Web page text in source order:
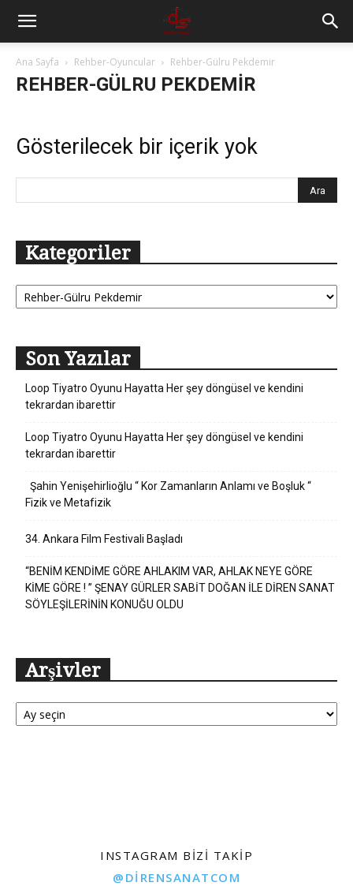
Ana Sayfa Rehber-Oyuncular Rehber-Gülru Pekdemir
REHBER-GÜLRU PEKDEMIR
Gösterilecek bir içerik yok
Kategoriler
Kategoriler
Son Yazılar
Loop Tiyatro Oyunu Hayatta Her şey döngüsel ve kendini
tekrardan ibarettir
Loop Tiyatro Oyunu Hayatta Her şey döngüsel ve kendini
tekrardan ibarettir
Şahin Yenişehirlioğlu “ Kor Zamanların Anlamı ve Boşluk “
Fizik ve Metafizik
34. Ankara Film Festivali Başladı
“BENİM KENDİME GÖRE AHLAKIM VAR, AHLAK NEYE GÖRE
KİME GÖRE ! ” ŞENAY GÜRLER SABİT DOĞAN İLE DİREN SANAT
SÖYLEŞİLERİNİN KONUĞU OLDU
Arşivler
Arşivler
INSTAGRAM BIZI TAKIP
@DIRENSANATCOM